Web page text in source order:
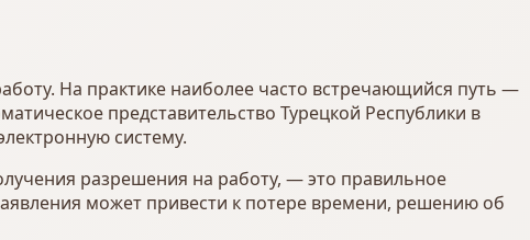
На практике наиболее часто встречающийся путь —
представительство Турецкой Республики в
систему.
разрешения на работу, — это правильное
может привести к потере времени, решению об